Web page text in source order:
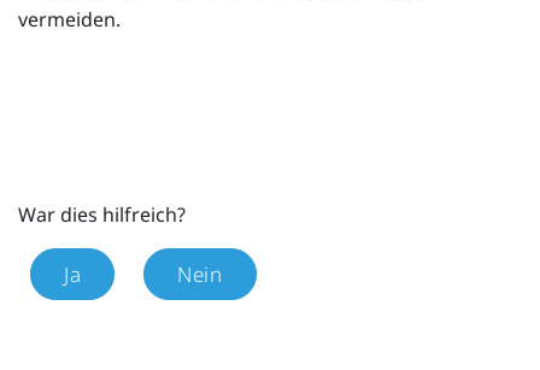
vermeiden.
War dies hilfreich?
Ja Nein